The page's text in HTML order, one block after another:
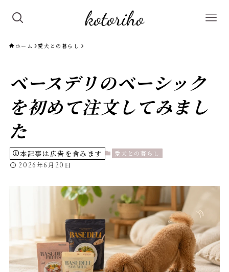
ホーム 愛犬との暮らし
ベースデリのベーシック
を初めて注文してみまし
た
本記事は広告を含みます 愛犬との暮らし
2026年6月20日